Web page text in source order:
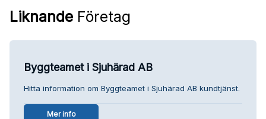
Liknande Företag
Byggteamet i Sjuhärad AB
Hitta information om Byggteamet i Sjuhärad AB kundtjänst.
Mer info